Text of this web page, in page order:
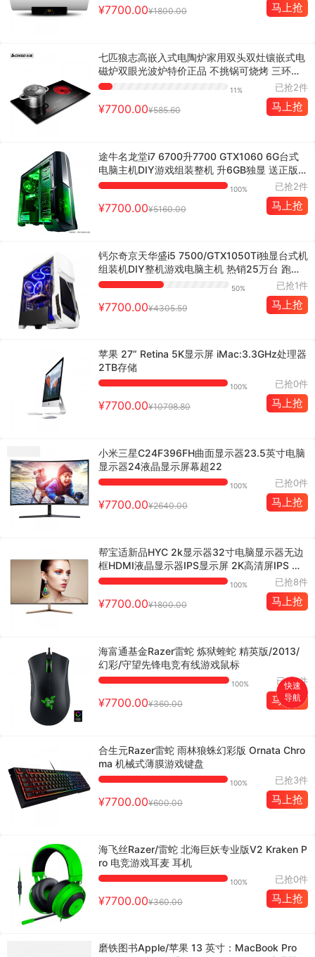
¥7700.00¥1800.00 马上抢
七匹狼志高嵌入式电陶炉家用双头双灶镶嵌式电
磁炉双眼光波炉特价正品 不挑锅可烧烤 三环猛
火 嵌入式双灶
11% 已抢2件
¥7700.00¥585.60 马上抢
途牛名龙堂i7 6700升7700 GTX1060 6G台式
电脑主机DIY游戏组装整机 升6GB独显 送正版W
IN10 一年上门
100% 已抢2件
¥7700.00¥5160.00 马上抢
钙尔奇京天华盛i5 7500/GTX1050Ti独显台式机
组装机DIY整机游戏电脑主机 热销25万台 跑分1
7万 升7代CPU
50% 已抢1件
¥7700.00¥4305.59 马上抢
苹果 27” Retina 5K显示屏 iMac:3.3GHz处理器
2TB存储
100% 已抢0件
¥7700.00¥10798.80 马上抢
小米三星C24F396FH曲面显示器23.5英寸电脑
显示器24液晶显示屏幕超22
100% 已抢0件
¥7700.00¥2640.00 马上抢
帮宝适新品HYC 2k显示器32寸电脑显示器无边
框HDMI液晶显示器IPS显示屏 2K高清屏IPS 超
薄 厚6mm 无边框
100% 已抢8件
¥7700.00¥1800.00 马上抢
海富通基金Razer雷蛇 炼狱蝰蛇 精英版/2013/
幻彩/守望先锋电竞有线游戏鼠标
100% 已抢1件
¥7700.00¥360.00 马上抢
合生元Razer雷蛇 雨林狼蛛幻彩版 Ornata Chro
ma 机械式薄膜游戏键盘
100% 已抢3件
¥7700.00¥600.00 马上抢
海飞丝Razer/雷蛇 北海巨妖专业版V2 Kraken P
ro 电竞游戏耳麦 耳机
100% 已抢0件
¥7700.00¥360.00 马上抢
磨铁图书Apple/苹果 13 英寸：MacBook Pro
首页
购物车
快速
导航